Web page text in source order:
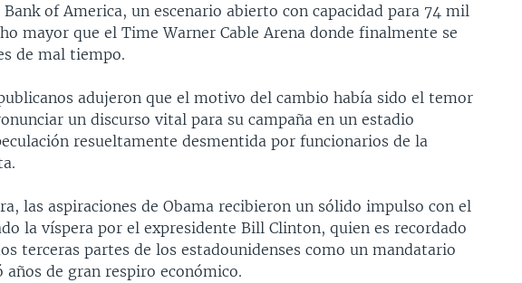
of America, un escenario abierto con capacidad para 74 mil
mayor que el Time Warner Cable Arena donde finalmente se
de mal tiempo.
adujeron que el motivo del cambio había sido el temor
un discurso vital para su campaña en un estadio
resueltamente desmentida por funcionarios de la
las aspiraciones de Obama recibieron un sólido impulso con el
la víspera por el expresidente Bill Clinton, quien es recordado
terceras partes de los estadounidenses como un mandatario
años de gran respiro económico.